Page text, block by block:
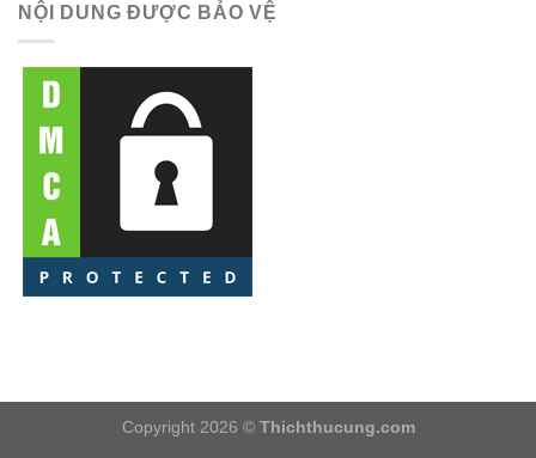
NỘI DUNG ĐƯỢC BẢO VỆ
Copyright 2026 © Thichthucung.com